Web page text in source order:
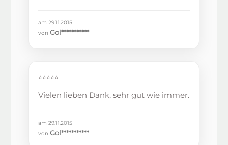
am 29.11.2015
vonGol***********
⭐⭐⭐⭐⭐
Vielen lieben Dank, sehr gut wie immer.
am 29.11.2015
vonGol***********